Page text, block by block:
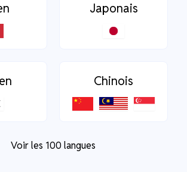
Japonais
Chinois
Voir les 100 langues